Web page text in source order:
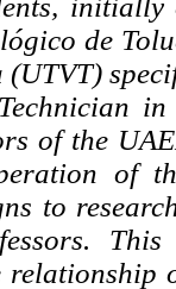
de
(UTVT)
of the
of
to
relationship